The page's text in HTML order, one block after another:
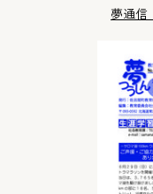
夢通信